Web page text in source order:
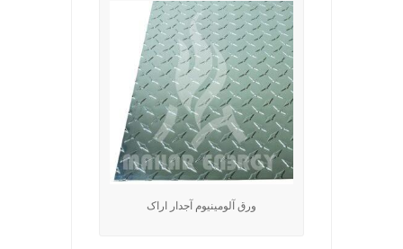
ورق آلومینیوم آجدار اراک